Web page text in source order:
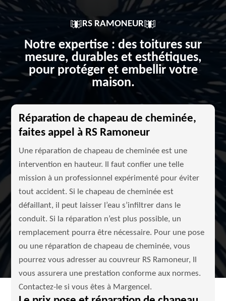
RS RAMONEUR
Notre expertise : des toitures sur
mesure, durables et esthétiques,
pour protéger et embellir votre
maison.
Réparation de chapeau de cheminée,
faites appel à RS Ramoneur
Une réparation de chapeau de cheminée est une
intervention en hauteur. Il faut confier une telle
mission à un professionnel expérimenté pour éviter
tout accident. Si le chapeau de cheminée est
défaillant, il peut laisser l’eau s’infiltrer dans le
conduit. Si la réparation n’est plus possible, un
remplacement pourra être nécessaire. Pour une pose
ou une réparation de chapeau de cheminée, vous
pourrez vous adresser au couvreur RS Ramoneur, Il
vous assurera une prestation conforme aux normes.
Contactez-le si vous êtes à Margencel.